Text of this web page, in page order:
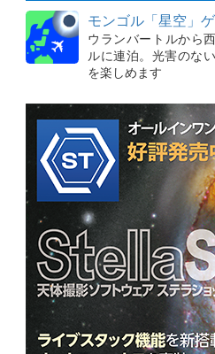
モンゴル「星空」
ウランバートルから
ルに連泊。光害のな
を楽しめます